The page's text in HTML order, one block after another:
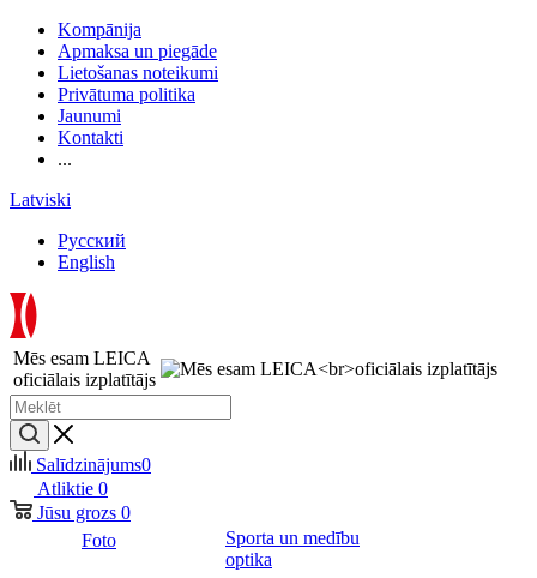
Kompānija
Apmaksa un piegāde
Lietošanas noteikumi
Privātuma politika
Jaunumi
Kontakti
...
Latviski
Русский
English
Mēs esam LEICA
oficiālais izplatītājs
Salīdzinājums0
Atliktie 0
Jūsu grozs 0
Foto
Sporta un medību
optika